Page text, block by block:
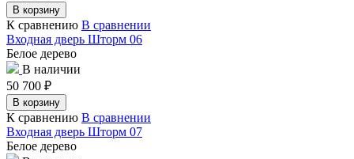
В корзину
К сравнению В сравнении
Входная дверь Шторм 06
Белое дерево
В наличии
50 700 ₽
В корзину
К сравнению В сравнении
Входная дверь Шторм 07
Белое дерево